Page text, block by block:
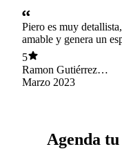
Piero es muy
amable y genera un
para que el paciente
5
Ramon Gutiérrez
Rojas
Marzo 2023
Agenda